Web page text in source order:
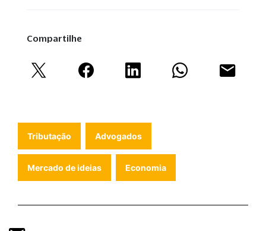
Compartilhe
Tributação Advogados
Mercado de ideias Economia